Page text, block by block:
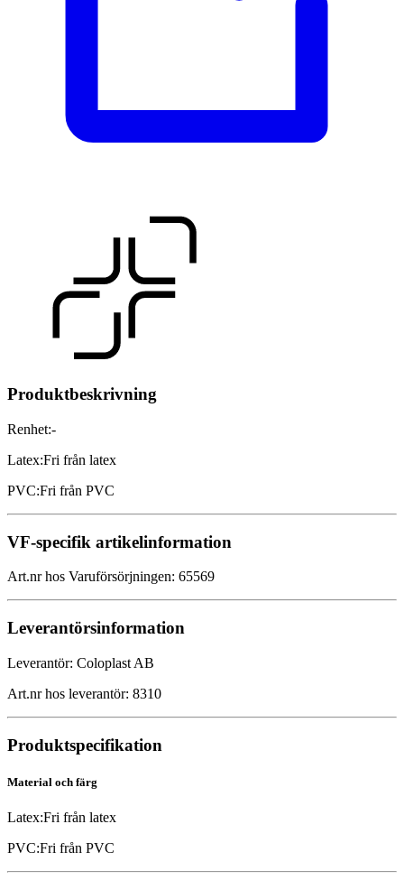
Produktbeskrivning
Renhet:-
Latex:Fri från latex
PVC:Fri från PVC
VF-specifik artikelinformation
Art.nr hos Varuförsörjningen: 65569
Leverantörsinformation
Leverantör: Coloplast AB
Art.nr hos leverantör: 8310
Produktspecifikation
Material och färg
Latex:Fri från latex
PVC:Fri från PVC